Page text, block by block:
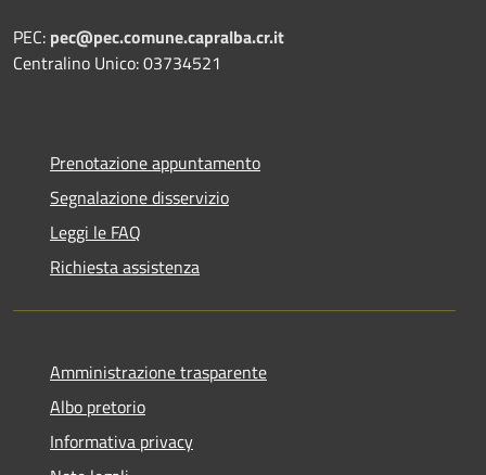
PEC: pec@pec.comune.capralba.cr.it
Centralino Unico: 03734521
Prenotazione appuntamento
Segnalazione disservizio
Leggi le FAQ
Richiesta assistenza
Amministrazione trasparente
Albo pretorio
Informativa privacy